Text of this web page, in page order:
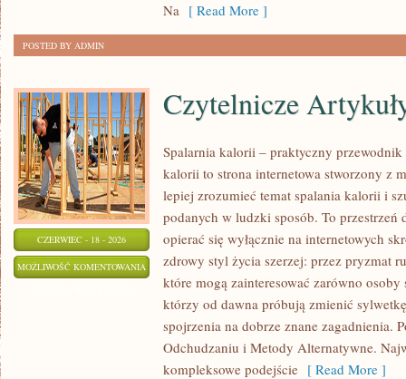
Na [ Read More ]
POSTED BY ADMIN
CZERWIEC - 18 - 2026
MOŻLIWOŚĆ KOMENTOWANIA CZYTELNICZE
ARTYKUŁY
Czytelnicze
Spalarnia kalorii – praktyczny
kalorii to strona internetowa stworzony z
lepiej zrozumieć temat spalania kalorii i
podanych w ludzki sposób. To
opierać się wyłącznie na internetowych
zdrowy styl życia szerzej: przez pryzmat
które mogą zainteresować zarówno
którzy od dawna próbują zmienić
spojrzenia na dobrze znane zagadnienia.
Odchudzaniu i Metody Alternatywne.
kompleksowe podejście [ Read More ]